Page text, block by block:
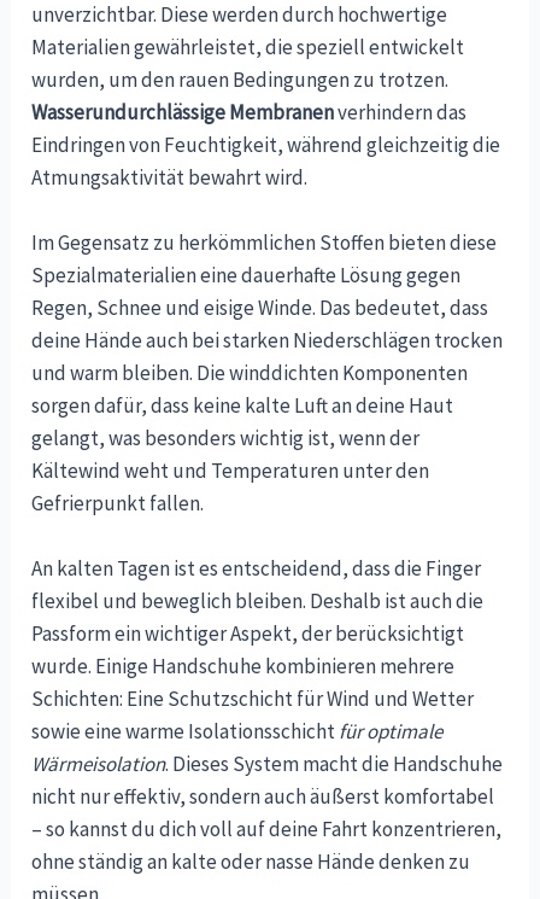
unverzichtbar. Diese werden durch hochwertige
Materialien gewährleistet, die speziell entwickelt
wurden, um den rauen Bedingungen zu trotzen.
Wasserundurchlässige Membranenverhindern das
Eindringen von Feuchtigkeit, während gleichzeitig die
Atmungsaktivität bewahrt wird.
Im Gegensatz zu herkömmlichen Stoffen bieten diese
Spezialmaterialien eine dauerhafte Lösung gegen
Regen, Schnee und eisige Winde. Das bedeutet, dass
deine Hände auch bei starken Niederschlägen trocken
und warm bleiben. Die winddichten Komponenten
sorgen dafür, dass keine kalte Luft an deine Haut
gelangt, was besonders wichtig ist, wenn der
Kältewind weht und Temperaturen unter den
Gefrierpunkt fallen.
An kalten Tagen ist es entscheidend, dass die Finger
flexibel und beweglich bleiben. Deshalb ist auch die
Passform ein wichtiger Aspekt, der berücksichtigt
wurde. Einige Handschuhe kombinieren mehrere
Schichten: Eine Schutzschicht für Wind und Wetter
sowie eine warme Isolationsschichtfür optimale
Wärmeisolation. Dieses System macht die Handschuhe
nicht nur effektiv, sondern auch äußerst komfortabel
– so kannst du dich voll auf deine Fahrt konzentrieren,
ohne ständig an kalte oder nasse Hände denken zu